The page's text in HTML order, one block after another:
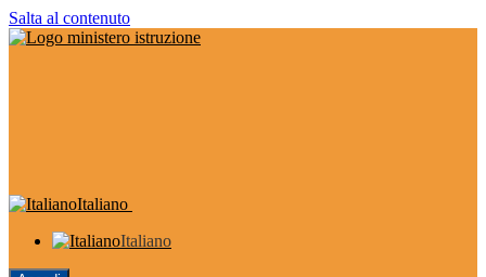
Salta al contenuto
Italiano
Italiano